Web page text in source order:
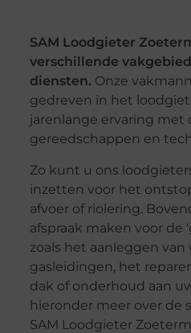
SAM Loodgieter
verschillende
diensten. Onze
gedreven in het
jarenlange ervaring met
gereedschappen en
Zo kunt u ons
inzetten voor het
afvoer of riolering.
afspraak maken voor de
zoals het aanleggen van
gasleidingen, het
dak of onderhoud aan
hieronder meer over de
SAM Loodgieter